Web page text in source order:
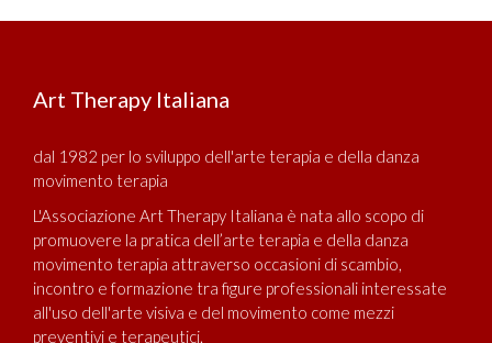
Art Therapy Italiana
dal 1982 per lo sviluppo dell'arte terapia e della danza
movimento terapia
L'Associazione Art Therapy Italiana è nata allo scopo di
promuovere la pratica dell’arte terapia e della danza
movimento terapia attraverso occasioni di scambio,
incontro e formazione tra figure professionali interessate
all'uso dell'arte visiva e del movimento come mezzi
preventivi e terapeutici.